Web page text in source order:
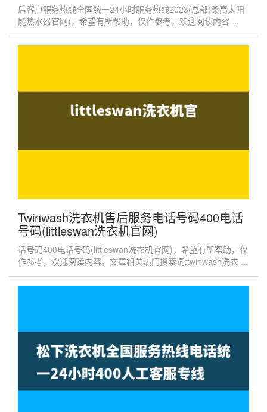
后客户服务热线全国统一24小时服务热线2023(总部(桑高太阳
能热水器官网)，希望有所帮助，仅作参考，欢迎阅读内容 ...
Twinwash洗衣机售后服务电话号码400电话
号码(littleswan洗衣机官网)
话号码400电话号码(littleswan洗衣机官网)，希望有所帮助，仅
作参考，欢迎阅读内容。文章相关热门搜索词:twinwash洗衣 ...